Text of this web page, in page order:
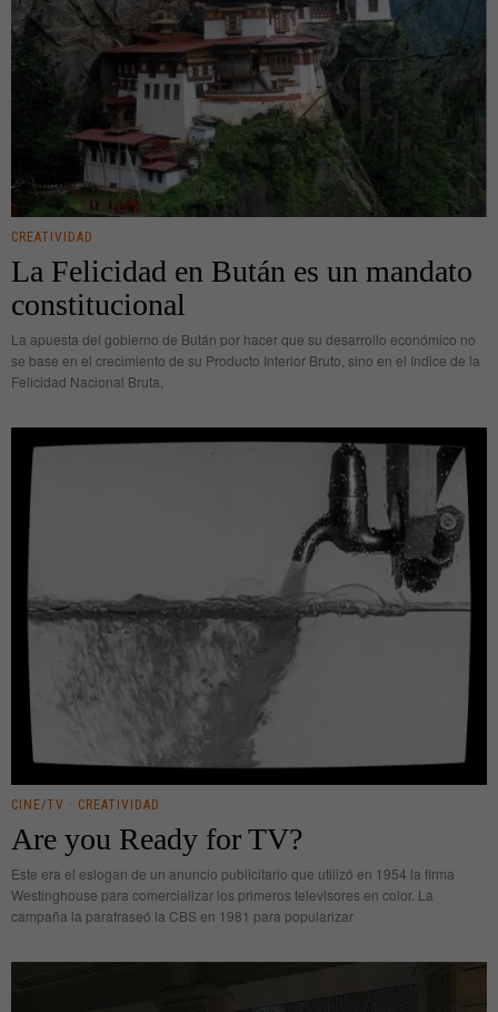
CREATIVIDAD
La Felicidad en Bután es un mandato
constitucional
La apuesta del gobierno de Bután por hacer que su desarrollo económico no
se base en el crecimiento de su Producto Interior Bruto, sino en el índice de la
Felicidad Nacional Bruta,
CINE/TV · CREATIVIDAD
Are you Ready for TV?
Este era el eslogan de un anuncio publicitario que utilizó en 1954 la firma
Westinghouse para comercializar los primeros televisores en color. La
campaña la parafraseó la CBS en 1981 para popularizar